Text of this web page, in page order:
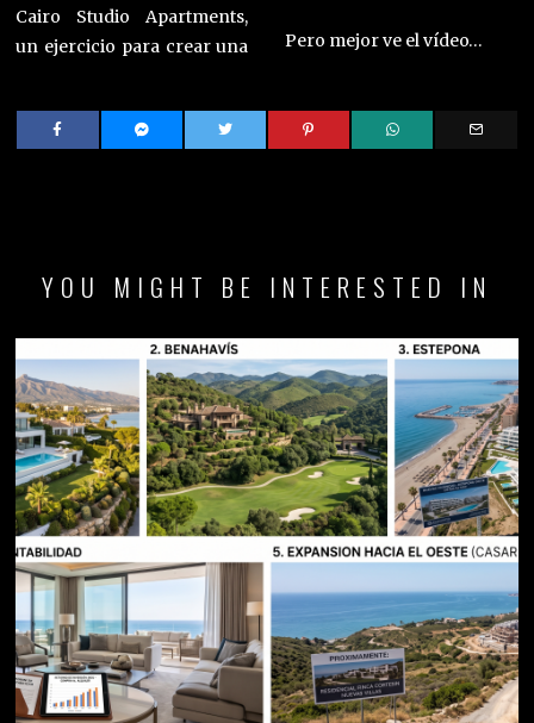
Cairo Studio Apartments,
un ejercicio para crear una
Pero mejor ve el vídeo…
YOU MIGHT BE INTERESTED IN